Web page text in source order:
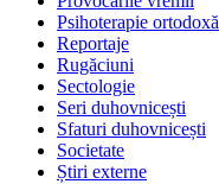
Psihoterapie ortodoxă
Reportaje
Rugăciuni
Sectologie
Seri duhovnicești
Sfaturi duhovnicești
Societate
Știri externe